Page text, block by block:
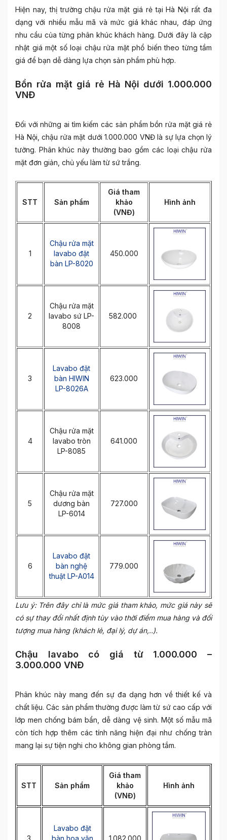
Hiện nay, thị trường chậu rửa mặt giá rẻ tại Hà Nội rất đa
dạng với nhiều mẫu mã và mức giá khác nhau, đáp ứng
nhu cầu của từng phân khúc khách hàng. Dưới đây là cập
nhật giá một số loại chậu rửa mặt phổ biến theo từng tầm
giá để bạn dễ dàng lựa chọn sản phẩm phù hợp.
Bồn rửa mặt giá rẻ Hà Nội dưới 1.000.000
VNĐ
Đối với những ai tìm kiếm các sản phẩm bồn rửa mặt giá rẻ
Hà Nội, chậu rửa mặt dưới 1.000.000 VNĐ là sự lựa chọn lý
tưởng. Phân khúc này thường bao gồm các loại chậu rửa
mặt đơn giản, chủ yếu làm từ sứ trắng.
STT Sản phẩm
Giá tham
khảo
(VNĐ)
Hình ảnh
1
Chậu rửa mặt
lavabo đặt
bàn LP-8020
450.000
2
Chậu rửa mặt
lavabo sứ LP-
8008
582.000
3
Lavabo đặt
bàn HIWIN
LP-8026A
623.000
4
Chậu rửa mặt
lavabo tròn
LP-8085
641.000
5
Chậu rửa mặt
dương bàn
LP-6014
727.000
6
Lavabo đặt
bàn nghệ
thuật LP-A014
779.000
Lưu ý: Trên đây chỉ là mức giá tham khảo, mức giá này sẽ
có sự thay đổi nhất định tùy vào thời điểm mua hàng và đối
tượng mua hàng (khách lẻ, đại lý, dự án,..).
Chậu lavabo có giá từ 1.000.000 –
3.000.000 VNĐ
Phân khúc này mang đến sự đa dạng hơn về thiết kế và
chất liệu. Các sản phẩm thường được làm từ sứ cao cấp với
lớp men chống bám bẩn, dễ dàng vệ sinh. Một số mẫu mã
còn tích hợp thêm các tính năng hiện đại như chống tràn
mang lại sự tiện nghi cho không gian phòng tắm.
STT Sản phẩm
Giá tham
khảo
(VNĐ)
Hình ảnh
3
Lavabo đặt
bàn hoa văn
1.082.000